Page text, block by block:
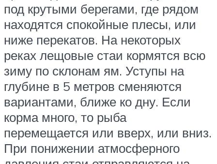
под крутыми берегами, где рядом
находятся спокойные плесы, или
ниже перекатов. На некоторых
реках лещовые стаи кормятся всю
зиму по склонам ям. Уступы на
глубине в 5 метров сменяются
вариантами, ближе ко дну. Если
корма много, то рыба
перемещается или вверх, или вниз.
При понижении атмосферного